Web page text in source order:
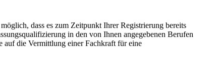
dass es zum Zeitpunkt Ihrer Registrierung bereits
in den von Ihnen angegebenen Berufen
auf die Vermittlung einer Fachkraft für eine